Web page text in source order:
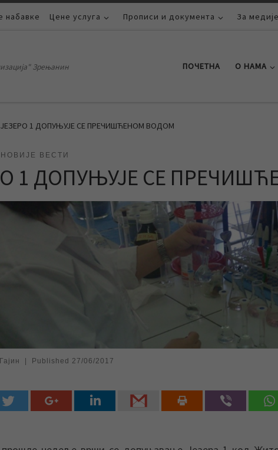
набавке Цене услуга Прописи и документа За медије
Зрењанин ПОЧЕТНА О НАМА
ЈЕЗЕРО 1 ДОПУЊУЈЕ СЕ ПРЕЧИШЋЕНОМ ВОДОМ
ВЕСТИ
1 ДОПУЊУЈЕ СЕ
Published 27/06/2017